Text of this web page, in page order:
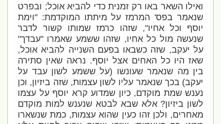
ואילו השאר באו רק זמנית כדי להביא אוכל; ובפרט
שנאמר בפס' המרמז על מיתתו המוקדמת: "וימת
יוסף וכל אחיו", שזהו כרמז שמותו קשור לדבר
שנעשה מול כל אחיו, שזהו ששמע שאמרו "עבדך"
על יעקב, שזה כשבאו בפעם השנייה להביא אוכל,
שאז היו כל האחים אצל יוסף. נראה שאין סתירה
בין מה שנאמר שעונשו (על ששמע לשון עבד על
יעקב) בכך שנאמר עליו לשון עצמות, שזה ביזיון, וכן
נענש שמת מוקדם, כיון שמדוע קרא יוסף על עצמו
לשון ביזיון? אלא שבא לבטא שנענש למות מוקדם
מאחרים, ולכן זהו כעין שהוא עצמות, כמת שנשארו